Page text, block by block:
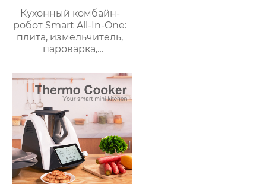
Кухонный комбайн-
робот Smart All-In-One:
плита, измельчитель,
пароварка,
блендер, кипяток,
замешивание,
взвешивание